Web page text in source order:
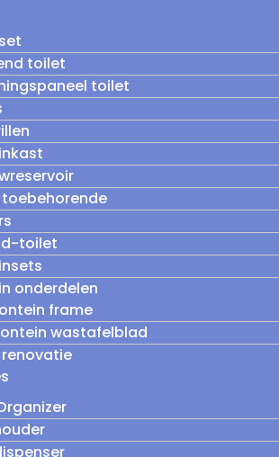
toilet
toilet
toilet
onderdelen
frame
wastafelblad